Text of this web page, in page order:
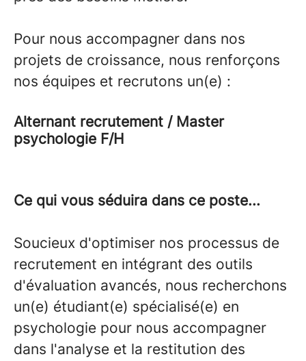
Pour nous accompagner dans nos
projets de croissance, nous renforçons
nos équipes et recrutons un(e) :
Alternant recrutement / Master
psychologie F/H
Ce qui vous séduira dans ce poste...
Soucieux d'optimiser nos processus de
recrutement en intégrant des outils
d'évaluation avancés, nous recherchons
un(e) étudiant(e) spécialisé(e) en
psychologie pour nous accompagner
dans l'analyse et la restitution des